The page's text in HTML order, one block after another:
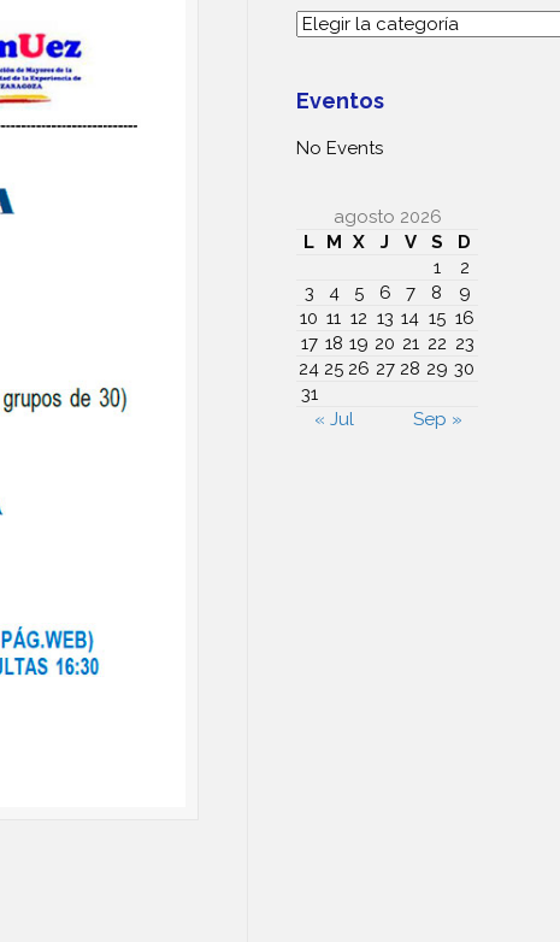
Categorías
Eventos
No Events
agosto 2026
L
M X J V S
D
1
2
3
4 5 6 7 8
9
10 11 12 13 14 15 16
17 18 19 20 21 22 23
24 25 26 27 28 29 30
31
« Jul
Sep »